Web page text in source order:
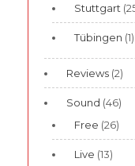
Stuttgart
Tübingen (1)
Reviews (2)
Sound (46)
Free (26)
Live (13)